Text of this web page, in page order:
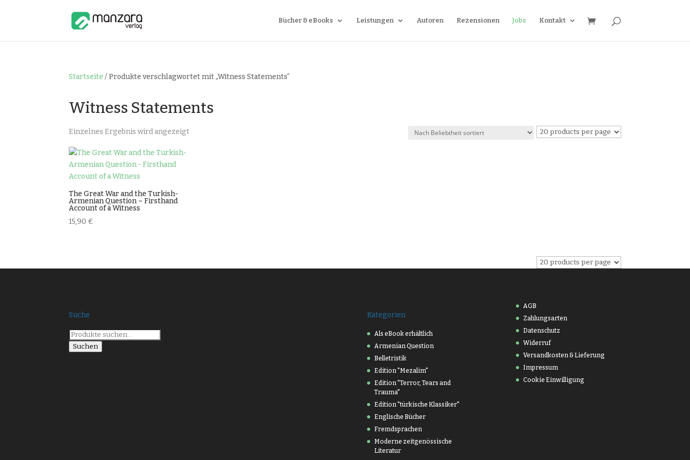
Bücher & eBooks Leistungen Autoren Rezensionen Jobs Kontakt
Startseite / Produkte verschlagwortet mit „Witness Statements“
Witness Statements
Einzelnes Ergebnis wird angezeigt
The Great War and the Turkish-
Armenian Question – Firsthand
Account of a Witness
15,90 €
Suche
Suche
nach:
Suchen
Kategorien
Als eBook erhältlich
Armenian Question
Belletristik
Edition "Mezalim"
Edition "Terror, Tears and
Trauma"
Edition "türkische Klassiker"
Englische Bücher
Fremdsprachen
Moderne zeitgenössische
Literatur
AGB
Zahlungsarten
Datenschutz
Widerruf
Versandkosten & Lieferung
Impressum
Cookie Einwilligung